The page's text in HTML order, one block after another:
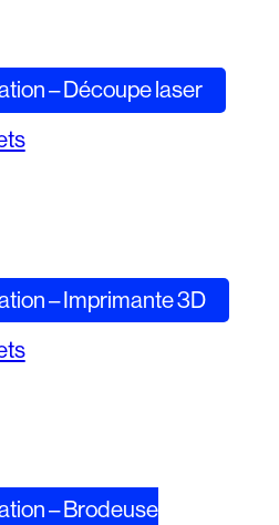
– Découpe laser
– Imprimante 3D
– Brodeuse